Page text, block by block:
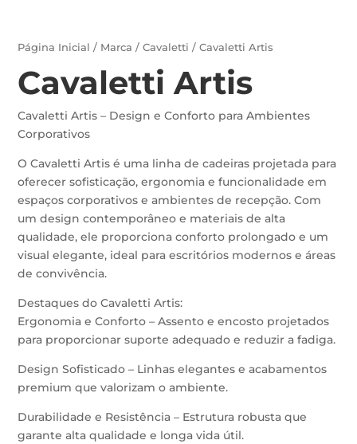
Página Inicial / Marca /Cavaletti / Cavaletti Artis
Cavaletti Artis
Cavaletti Artis – Design e Conforto para Ambientes
Corporativos
O Cavaletti Artis é uma linha de cadeiras projetada para
oferecer sofisticação, ergonomia e funcionalidade em
espaços corporativos e ambientes de recepção. Com
um design contemporâneo e materiais de alta
qualidade, ele proporciona conforto prolongado e um
visual elegante, ideal para escritórios modernos e áreas
de convivência.
Destaques do Cavaletti Artis:
Ergonomia e Conforto – Assento e encosto projetados
para proporcionar suporte adequado e reduzir a fadiga.
Design Sofisticado – Linhas elegantes e acabamentos
premium que valorizam o ambiente.
Durabilidade e Resistência – Estrutura robusta que
garante alta qualidade e longa vida útil.